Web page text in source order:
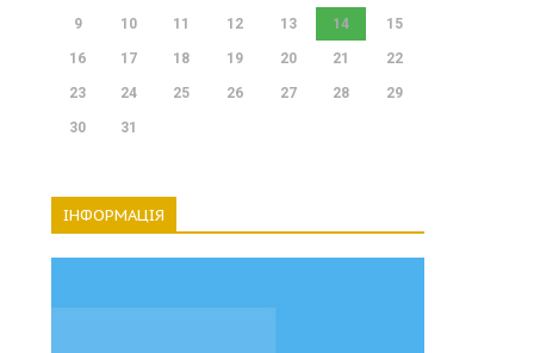
9 10 11 12 13 14 15
16 17 18 19 20 21 22
23 24 25 26 27 28 29
30 31
ІНФОРМАЦІЯ